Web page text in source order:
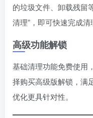
的垃圾文件、卸载残留
清理”，即可快速完成清
高级功能解锁
基础清理功能免费使用
择购买高级版解锁，满
优化更具针对性。